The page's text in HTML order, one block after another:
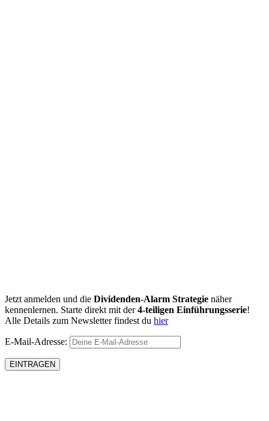
Jetzt anmelden und die Dividenden-Alarm Strategie näher
kennenlernen. Starte direkt mit der4-teiligen Einführungsserie!
Alle Details zum Newsletter findest du hier
E-Mail-Adresse: